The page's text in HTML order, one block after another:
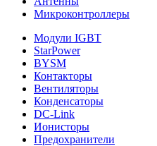
Микроконтроллеры
Модули IGBT
StarPower
BYSM
Контакторы
Вентиляторы
Конденсаторы
DC-Link
Ионисторы
Предохранители